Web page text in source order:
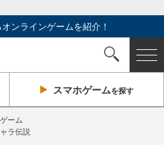
ンラインゲームを紹介！
スマホゲームを探す
ーム
ラ伝説